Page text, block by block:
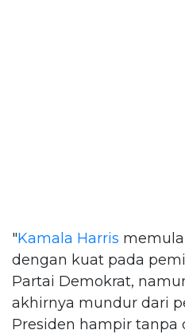
"Kamala Harris
dengan kuat pada
Partai Demokrat,
akhirnya mundur dari
Presiden hampir tanpa